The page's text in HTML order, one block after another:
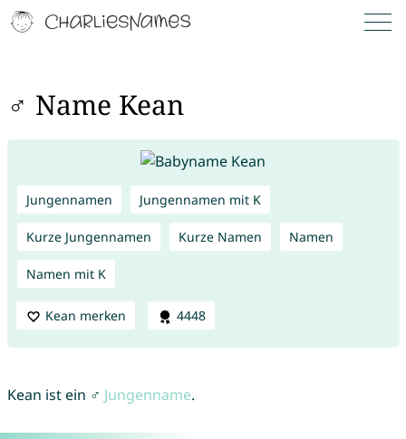
♂ Name Kean
Jungennamen Jungennamen mit K
Kurze Jungennamen Kurze Namen Namen
Namen mit K
Kean merken 4448
Kean ist ein ♂ Jungenname.